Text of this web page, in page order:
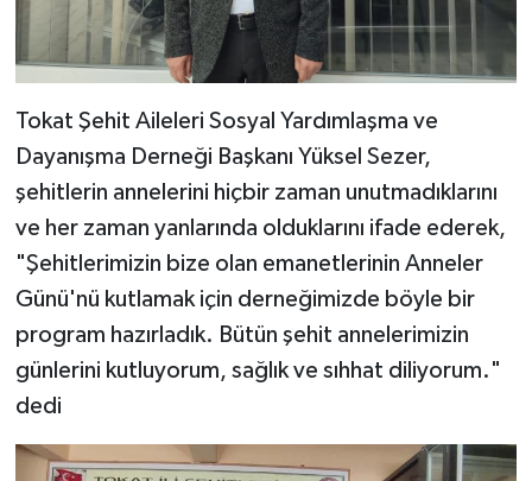
Tokat Şehit Aileleri Sosyal Yardımlaşma ve
Dayanışma Derneği Başkanı Yüksel Sezer,
şehitlerin annelerini hiçbir zaman unutmadıklarını
ve her zaman yanlarında olduklarını ifade ederek,
"Şehitlerimizin bize olan emanetlerinin Anneler
Günü'nü kutlamak için derneğimizde böyle bir
program hazırladık. Bütün şehit annelerimizin
günlerini kutluyorum, sağlık ve sıhhat diliyorum."
dedi